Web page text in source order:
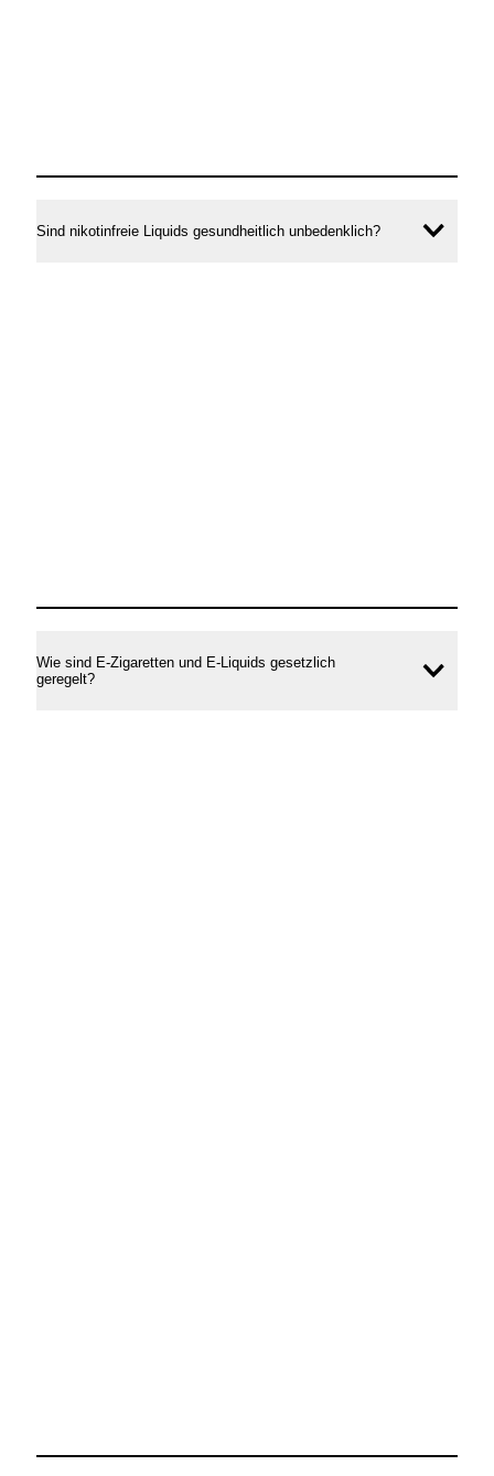
Sind nikotinfreie Liquids gesundheitlich unbedenklich?
Wie sind E-Zigaretten und E-Liquids gesetzlich
geregelt?